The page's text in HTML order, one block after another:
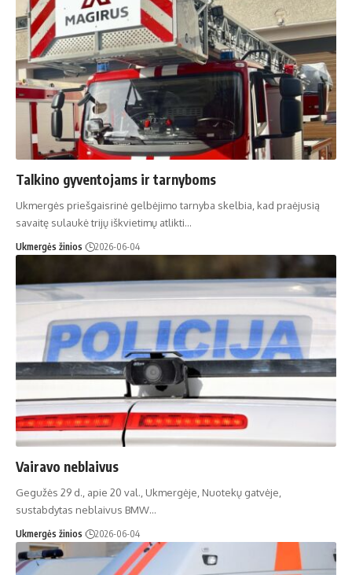
Talkino gyventojams ir tarnyboms
Ukmergės priešgaisrinė gelbėjimo tarnyba skelbia, kad praėjusią
savaitę sulaukė trijų iškvietimų atlikti…
Ukmergės žinios 2026-06-04
Vairavo neblaivus
Gegužės 29 d., apie 20 val., Ukmergėje, Nuotekų gatvėje,
sustabdytas neblaivus BMW…
Ukmergės žinios 2026-06-04